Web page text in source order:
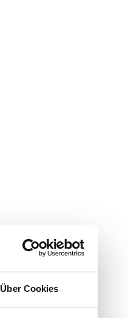
Über Cookies